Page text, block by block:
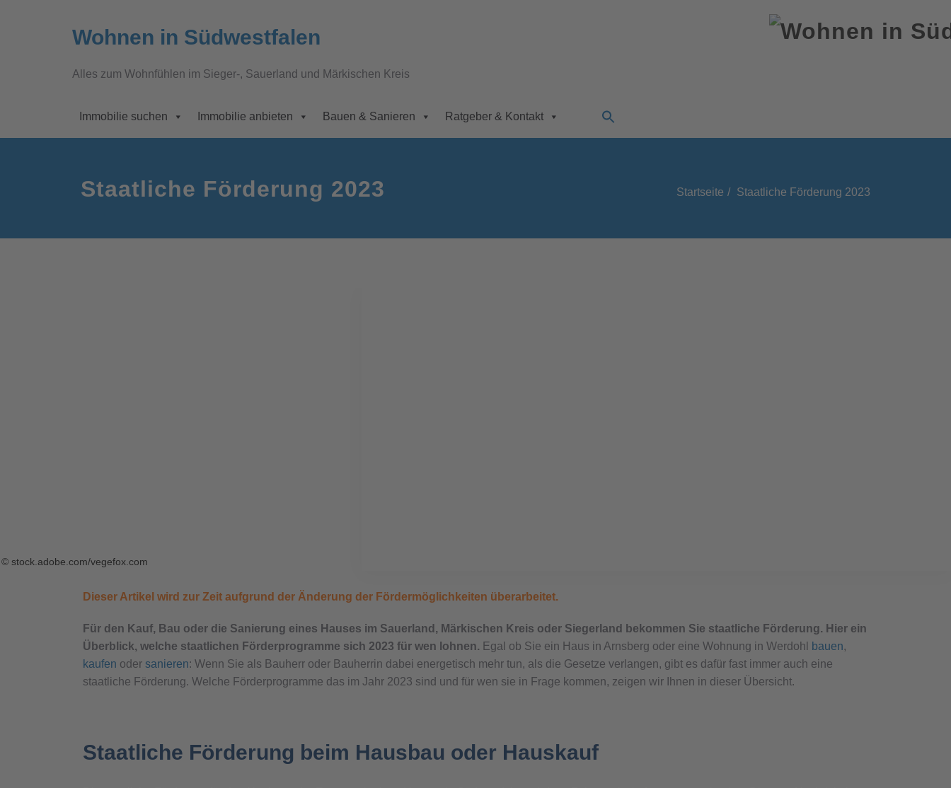
Wohnen in Südwestfalen
Alles zum Wohnfühlen im Sieger-, Sauerland und Märkischen Kreis
Immobilie suchen Immobilie anbieten Bauen & Sanieren Ratgeber & Kontakt
Staatliche Förderung 2023 Startseite Staatliche Förderung 2023
© stock.adobe.com/vegefox.com
Dieser Artikel wird zur Zeit aufgrund der Änderung der Fördermöglichkeiten überarbeitet.
Für den Kauf, Bau oder die Sanierung eines Hauses im Sauerland, Märkischen Kreis oder Siegerland bekommen Sie staatliche Förderung. Hier ein
Überblick, welche staatlichen Förderprogramme sich 2023 für wen lohnen. Egal ob Sie ein Haus in Arnsberg oder eine Wohnung in Werdohl bauen,
kaufen oder sanieren: Wenn Sie als Bauherr oder Bauherrin dabei energetisch mehr tun, als die Gesetze verlangen, gibt es dafür fast immer auch eine
staatliche Förderung. Welche Förderprogramme das im Jahr 2023 sind und für wen sie in Frage kommen, zeigen wir Ihnen in dieser Übersicht.
Staatliche Förderung beim Hausbau oder Hauskauf